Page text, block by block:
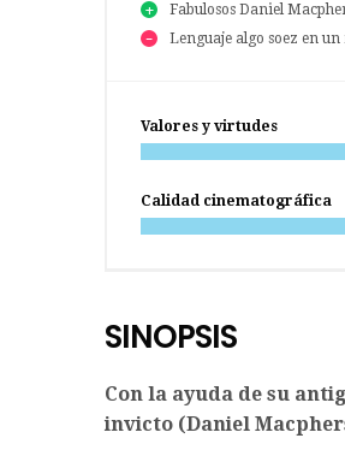
Fabulosos Daniel
Lenguaje algo soez en
Valores y virtudes
Calidad cinematográfica
SINOPSIS
Con la ayuda de su
invicto (Daniel